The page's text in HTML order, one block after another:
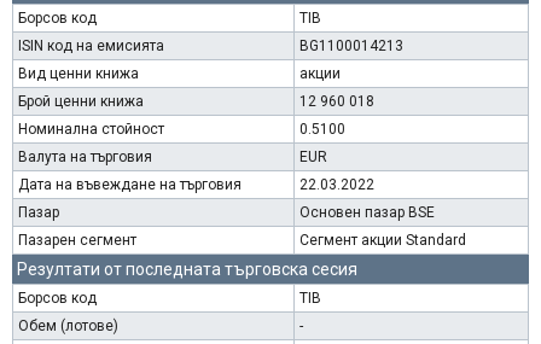
Борсов код
TIB
ISIN код на емисията
BG1100014213
Вид ценни книжа
акции
Брой ценни книжа
12 960 018
Номинална стойност
0.5100
Валута на търговия
EUR
Дата на въвеждане на търговия
22.03.2022
Пазар
Основен пазар BSE
Пазарен сегмент
Сегмент акции Standard
Резултати от последната търговска сесия
Борсов код
TIB
Обем (лотове)
-